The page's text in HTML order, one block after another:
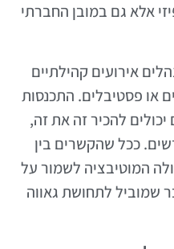
אלא גם במובן החברתי
אירועים קהילתיים
או פסטיבלים. התכנסות
להכיר זה את זה,
ככל שהקשרים בין
המוטיבציה לשמור על
שמוביל לתחושת גאווה